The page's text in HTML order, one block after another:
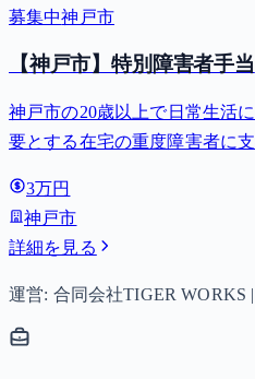
募集中神戸市
【神戸市】特別障害者手当
神戸市の20歳以上で日常生活
要とする在宅の重度障害者に
3万円
神戸市
詳細を見る
運営: 合同会社TIGER WORKS